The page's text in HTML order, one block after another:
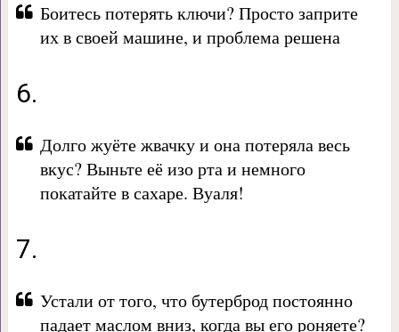
Боитесь потерять ключи? Просто заприте
их в своей машине, и проблема решена
6.
Долго жуёте жвачку и она потеряла весь
вкус? Выньте её изо рта и немного
покатайте в сахаре. Вуаля!
7.
Устали от того, что бутерброд постоянно
падает маслом вниз, когда вы его роняете?